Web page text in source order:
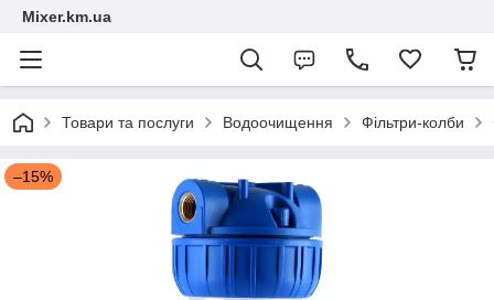
Mixer.km.ua
Товари та послуги Водоочищення Фільтри-колби
–15%